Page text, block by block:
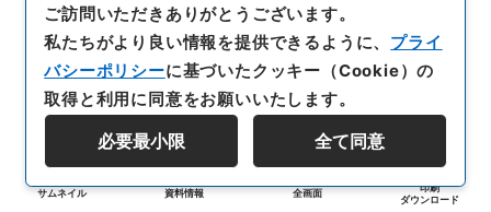
サムネイル 資料情報 全画面
印刷
ダウンロード
ご訪問いただきありがとうございます。
私たちがより良い情報を提供できるように、 プライ
バシーポリシーに基づいたクッキー（Cookie）の
取得と利用に同意をお願いいたします。
必要最小限 全て同意